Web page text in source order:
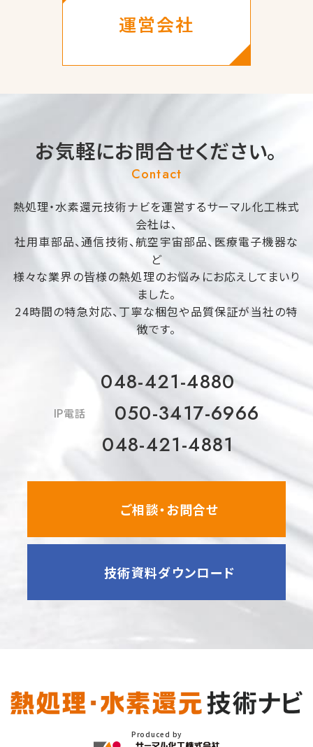
運営会社
お気軽にお問合せください。
Contact
熱処理・水素還元技術ナビを運営するサーマル化工株式
会社は、
社用車部品、通信技術、航空宇宙部品、医療電子機器な
ど
様々な業界の皆様の熱処理のお悩みにお応えしてまいり
ました。
24時間の特急対応、丁寧な梱包や品質保証が当社の特
徴です。
048-421-4880
IP電話
050-3417-6966
048-421-4881
ご相談・お問合せ
技術資料ダウンロード
Produced by